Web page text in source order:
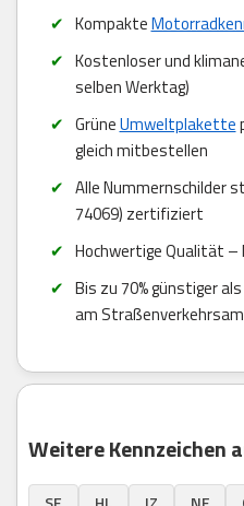
Kompakte
Kostenloser und
selben Werktag)
GrüneUmweltplakette
gleich mitbestellen
Alle Nummernschilder
74069) zertifiziert
Hochwertige Qualität –
Bis zu 70% günstiger
am
Weitere Kennzeichen